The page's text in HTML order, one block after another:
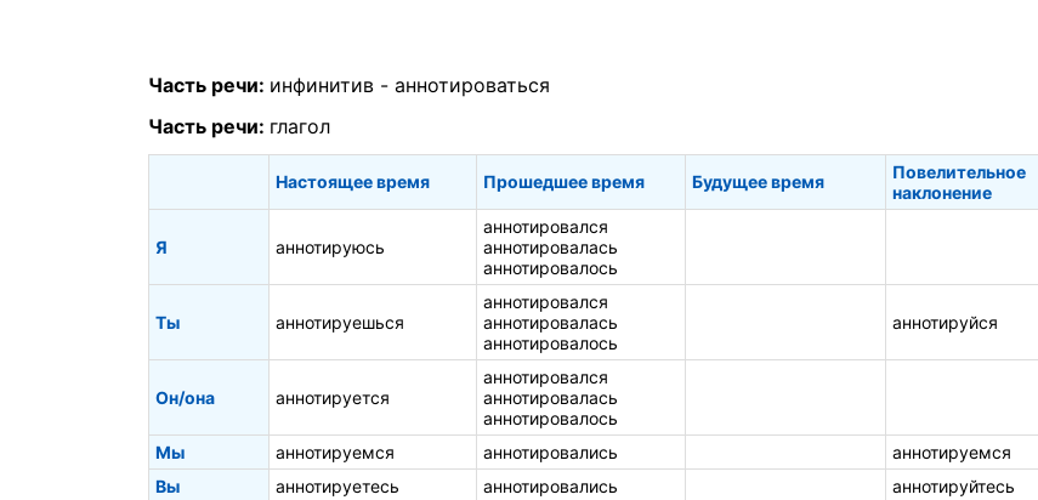
Часть речи: инфинитив - аннотироваться
Часть речи: глагол
Настоящее время Прошедшее время Будущее время
Повелительное
наклонение
Я аннотируюсь
аннотировался
аннотировалась
аннотировалось
Ты аннотируешься
аннотировался
аннотировалась
аннотировалось
аннотируйся
Он/она аннотируется
аннотировался
аннотировалась
аннотировалось
Мы
аннотируемся аннотировались
аннотируемся
Вы
аннотируетесь аннотировались
аннотируйтесь